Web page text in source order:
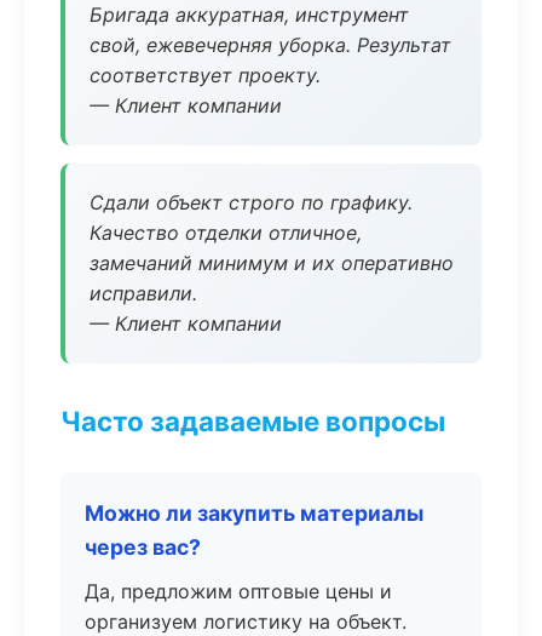
Бригада аккуратная, инструмент
свой, ежевечерняя уборка. Результат
соответствует проекту.
— Клиент компании
Сдали объект строго по графику.
Качество отделки отличное,
замечаний минимум и их оперативно
исправили.
— Клиент компании
Часто задаваемые вопросы
Можно ли закупить материалы
через вас?
Да, предложим оптовые цены и
организуем логистику на объект.